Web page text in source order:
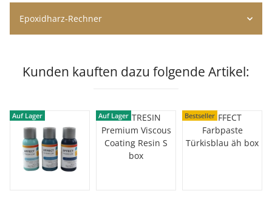
Epoxidharz-Rechner
Kunden kauften dazu folgende Artikel:
Auf Lager Auf Lager Bestseller